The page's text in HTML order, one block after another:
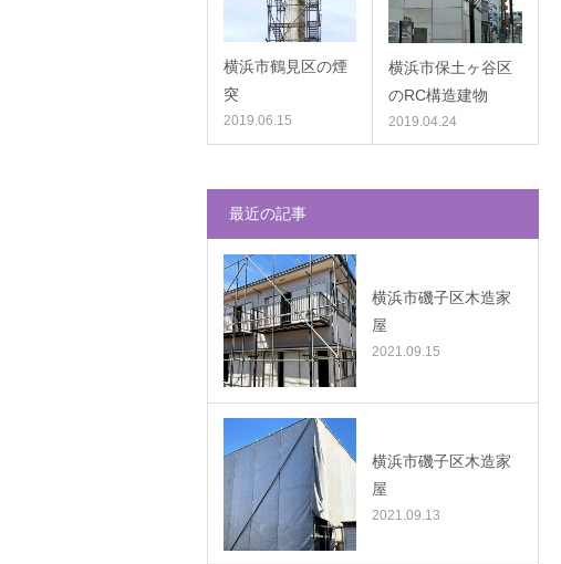
横浜市鶴見区の煙
突
2019.06.15
横浜市保土ヶ谷区
のRC構造建物
2019.04.24
最近の記事
横浜市磯子区木造家
屋
2021.09.15
横浜市磯子区木造家
屋
2021.09.13